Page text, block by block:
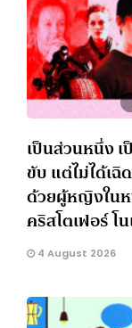
เป็นส่วนหนึ่ง
ขับ แต่ไม่ได้เฉิ
ด้วยผู้หญิงใน
คริสโตเฟอร์ โ
4 August 2026